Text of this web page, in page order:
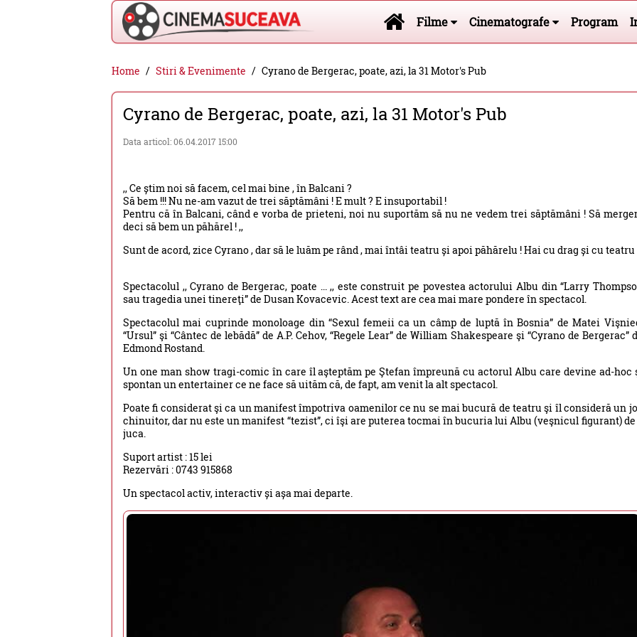
Cinema
Suceava
-
filme
stiri
si
evenimente
din
Filme Cinematografe Program
Home Stiri & Evenimente Cyrano de Bergerac, poate, azi, la 31 Motor's Pub
Cyrano de Bergerac, poate, azi, la 31 Motor's Pub
Data articol: 06.04.2017 15:00
,, Ce știm noi să facem, cel mai bine , în Balcani ?
Să bem !!! Nu ne-am vazut de trei săptămâni ! E mult ? E insuportabil !
Pentru că în Balcani, când e vorba de prieteni, noi nu suportăm să nu ne vedem trei săptămâni ! Să
deci să bem un păhărel ! ,,
Sunt de acord, zice Cyrano , dar să le luăm pe rând , mai întâi teatru și apoi păhărelu ! Hai cu drag și cu teatru
Spectacolul ,, Cyrano de Bergerac, poate ... ,, este construit pe povestea actorului Albu din “Larry
sau tragedia unei tinereţi” de Dusan Kovacevic. Acest text are cea mai mare pondere în spectacol.
Spectacolul mai cuprinde monoloage din “Sexul femeii ca un câmp de luptă în Bosnia” de Matei
“Ursul” şi “Cântec de lebădă” de A.P. Cehov, “Regele Lear” de William Shakespeare şi “Cyrano de Bergerac”
Edmond Rostand.
Un one man show tragi-comic în care îl aşteptăm pe Ştefan împreună cu actorul Albu care devine ad-hoc
spontan un entertainer ce ne face să uităm că, de fapt, am venit la alt spectacol.
Poate fi considerat şi ca un manifest împotriva oamenilor ce nu se mai bucură de teatru şi îl consideră un
chinuitor, dar nu este un manifest “tezist”, ci îşi are puterea tocmai în bucuria lui Albu (veşnicul figurant) de
juca.
Suport artist : 15 lei
Rezervări : 0743 915868
Un spectacol activ, interactiv și așa mai departe.